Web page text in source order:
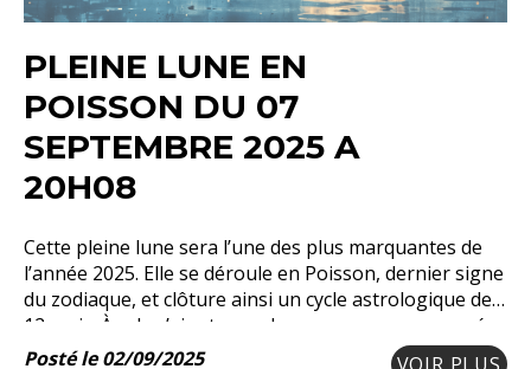
PLEINE LUNE EN
POISSON DU 07
SEPTEMBRE 2025 A
20H08
Cette pleine lune sera l’une des plus marquantes de
l’année 2025. Elle se déroule en Poisson, dernier signe
du zodiaque, et clôture ainsi un cycle astrologique de
12 mois. À cela s’ajoute une lune rouge accompagnée
d’une
Posté le 02/09/2025